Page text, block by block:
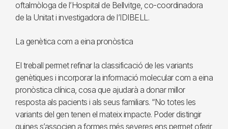
oftalmòloga de l’Hospital de Bellvitge, co-coordinadora
de la Unitat i investigadora de l’IDIBELL.
La genètica com a eina pronòstica
El treball permet refinar la classificació de les variants
genètiques i incorporar la informació molecular com a eina
pronòstica clínica, cosa que ajudarà a donar millor
resposta als pacients i als seus familiars. “No totes les
variants del gen tenen el mateix impacte. Poder distingir
quines s’associen a formes més severes ens permet oferir